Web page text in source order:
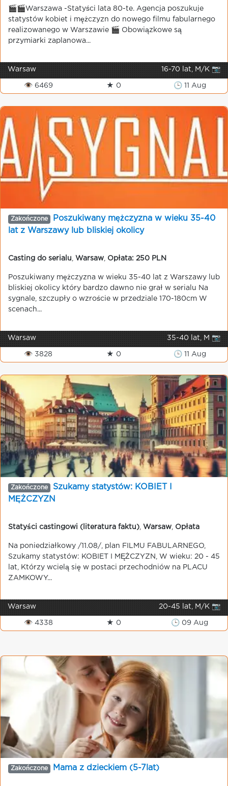
🎬🎬Warszawa -Statyści lata 80-te. Agencja poszukuje
statystów kobiet i mężczyzn do nowego filmu fabularnego
realizowanego w Warszawie 🎬 Obowiązkowe są
przymiarki zaplanowa...
Warsaw 16-70 lat, M/K 📷
👁 6469 ★ 0 🕒 11 Aug
Zakończone
Poszukiwany mężczyzna w wieku 35-40
lat z Warszawy lub bliskiej okolicy
Casting do serialu Warsaw Opłata: 250 PLN
Poszukiwany mężczyzna w wieku 35-40 lat z Warszawy lub
bliskiej okolicy który bardzo dawno nie grał w serialu Na
sygnale, szczupły o wzroście w przedziale 170-180cm W
scenach...
Warsaw 35-40 lat, M 📷
👁 3828 ★ 0 🕒 11 Aug
Zakończone
Szukamy statystów: KOBIET I
MĘŻCZYZN
Statyści castingowi (literatura faktu) Warsaw Opłata
Na poniedziałkowy /11.08/, plan FILMU FABULARNEGO,
Szukamy statystów: KOBIET I MĘŻCZYZN, W wieku: 20 - 45
lat, Którzy wcielą się w postaci przechodniów na PLACU
ZAMKOWY...
Warsaw 20-45 lat, M/K 📷
👁 4338 ★ 0 🕒 09 Aug
Zakończone Mama z dzieckiem (5-7lat)